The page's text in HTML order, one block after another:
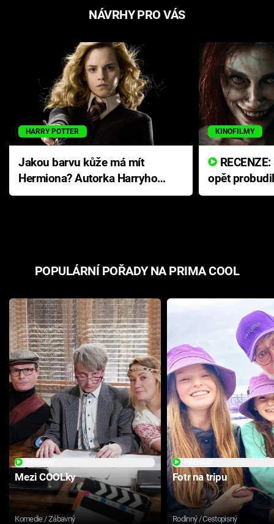
NÁVRHY PRO VÁS
HARRY POTTER
Jakou barvu kůže má mít
Hermiona? Autorka Harryho
Pottera přišla s ráznou
KINOFILMY
opět
přichází s
POPULÁRNÍ POŘADY NA PRIMA COOL
Mezi COOLky
Komedie / Zábavný
Fotr na tripu
Rodinný / Cestopisný